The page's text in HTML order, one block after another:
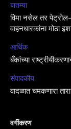
बातम्या
विमा नसेल तर पेट्रोल-
वाहनधारकांना मोठा
आर्थिक
बँकांच्या
संपादकीय
वादळात चमकणारा तारा
वर्गीकरण